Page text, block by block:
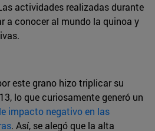
actividades realizadas durante
a conocer al mundo la quinoa y
este grano hizo triplicar su
lo que curiosamente generó un
impacto negativo en las
. Así, se alegó que la alta